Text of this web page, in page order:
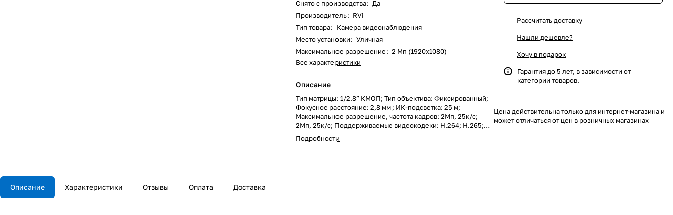
Снято с производства: Да
Производитель: RVi
Тип товара: Камера видеонаблюдения
Место установки: Уличная
Максимальное разрешение: 2 Мп (1920x1080)
Все характеристики
Описание
Тип матрицы: 1/2.8” КМОП; Тип объектива: Фиксированный;
Фокусное расстояние: 2,8 мм ; ИК-подсветка: 25 м;
Максимальное разрешение, частота кадров: 2Мп, 25к/с;
2Мп, 25к/с; Поддерживаемые видеокодеки: H.264; H.265;
H.264+; H.265+; MJPEG; Компенсация засветки: HLC; BLC;
WDR 2x (120 дБ); Система шумоподавления: 3D DNR;
Подробности
Рассчитать доставку
Нашли дешевле?
Хочу в подарок
Гарантия до 5 лет, в зависимости от
категории товаров.
Цена действительна только для интернет-магазина и
может отличаться от цен в розничных магазинах
Описание Характеристики Отзывы Оплата Доставка